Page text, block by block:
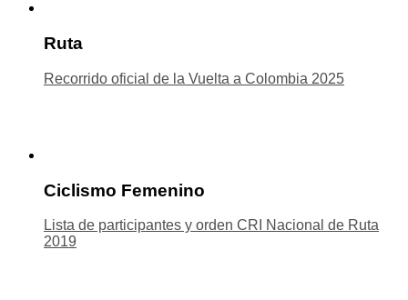
Ruta
Recorrido oficial de la Vuelta a Colombia 2025
Ciclismo Femenino
Lista de participantes y orden CRI Nacional de Ruta
2019